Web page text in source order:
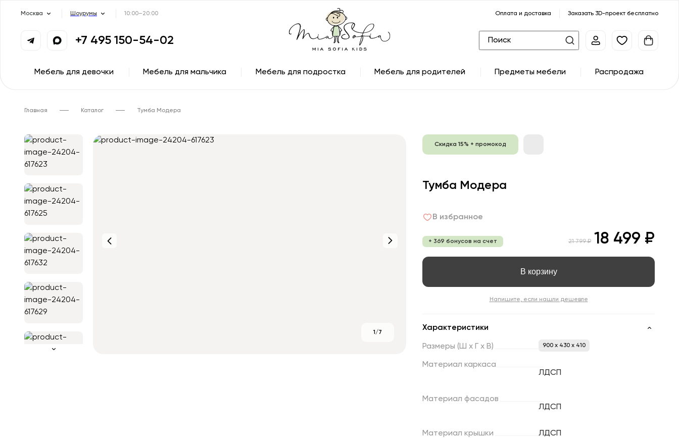
Москва Шоурумы 10:00–20:00 Оплата и доставка Заказать 3D-проект бесплатно
+7 495 150-54-02
Мебель для девочки Мебель для мальчика Мебель для подростка Мебель для родителей Предметы мебели Распродажа
Главная Каталог Тумба Модера
1/7
Скидка 15% + промокод
Тумба Модера
В избранное
+ 369 бонусов на счет 21 799 ₽ 18 499 ₽
В корзину
Напишите, если нашли дешевле
Характеристики
Размеры (Ш х Г х В) 900 x 430 x 410
Материал каркаса
ЛДСП
Материал фасадов
ЛДСП
Материал крышки ЛДСП